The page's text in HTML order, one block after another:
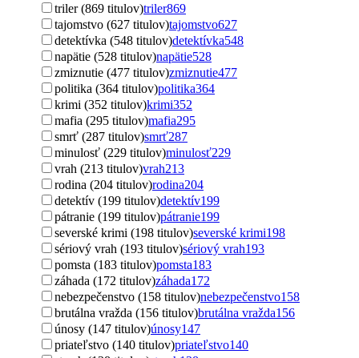
triler (869 titulov)triler869
tajomstvo (627 titulov)tajomstvo627
detektívka (548 titulov)detektívka548
napätie (528 titulov)napätie528
zmiznutie (477 titulov)zmiznutie477
politika (364 titulov)politika364
krimi (352 titulov)krimi352
mafia (295 titulov)mafia295
smrť (287 titulov)smrť287
minulosť (229 titulov)minulosť229
vrah (213 titulov)vrah213
rodina (204 titulov)rodina204
detektív (199 titulov)detektív199
pátranie (199 titulov)pátranie199
severské krimi (198 titulov)severské krimi198
sériový vrah (193 titulov)sériový vrah193
pomsta (183 titulov)pomsta183
záhada (172 titulov)záhada172
nebezpečenstvo (158 titulov)nebezpečenstvo158
brutálna vražda (156 titulov)brutálna vražda156
únosy (147 titulov)únosy147
priateľstvo (140 titulov)priateľstvo140